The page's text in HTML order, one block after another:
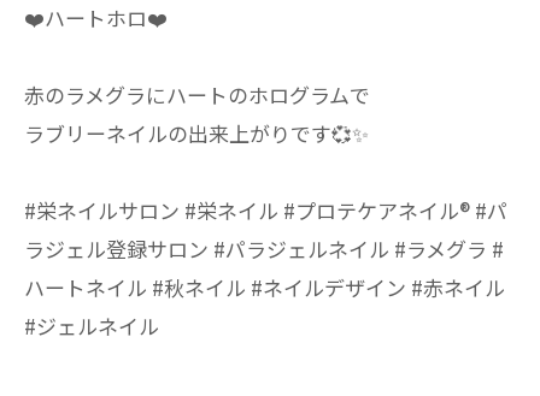
❤️ハートホロ❤️
赤のラメグラにハートのホログラムで
ラブリーネイルの出来上がりです💞✨
#栄ネイルサロン #栄ネイル #プロテケアネイル®︎ #パ
ラジェル登録サロン #パラジェルネイル #ラメグラ #
ハートネイル #秋ネイル #ネイルデザイン #赤ネイル
#ジェルネイル